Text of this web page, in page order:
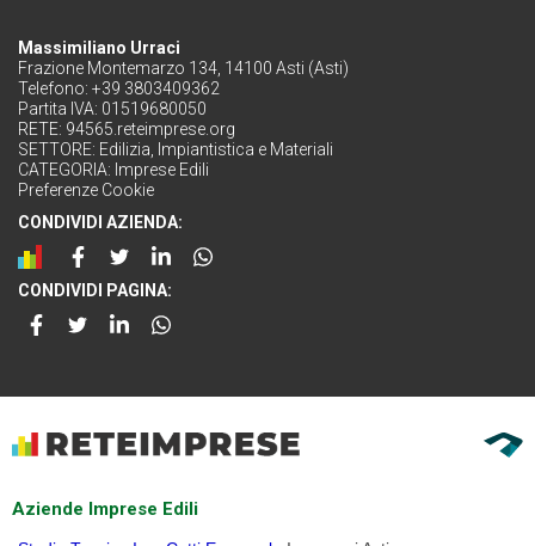
Massimiliano Urraci
Frazione Montemarzo 134, 14100 Asti (Asti)
Telefono: +39 3803409362
Partita IVA: 01519680050
RETE: 94565.reteimprese.org
SETTORE: Edilizia, Impiantistica e Materiali
CATEGORIA: Imprese Edili
Preferenze Cookie
CONDIVIDI AZIENDA:
CONDIVIDI PAGINA:
Aziende Imprese Edili